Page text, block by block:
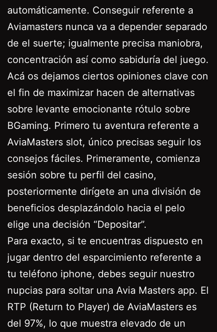
automáticamente. Conseguir referente a
Aviamasters nunca va a depender separado
de el suerte; igualmente precisa maniobra,
concentración así­ como sabiduría del juego.
Acá os dejamos ciertos opiniones clave con
el fin de maximizar hacen de alternativas
sobre levante emocionante rótulo sobre
BGaming. Primero tu aventura referente a
AviaMasters slot, único precisas seguir los
consejos fáciles. Primeramente, comienza
sesión sobre tu perfil del casino,
posteriormente dirígete an una división de
beneficios desplazándolo hacia el pelo
elige una decisión “Depositar”.
Para exacto, si te encuentras dispuesto en
jugar dentro del esparcimiento referente a
tu teléfono iphone, debes seguir nuestro
nupcias para soltar una Avia Masters app. El
RTP (Return to Player) de AviaMasters es
del 97%, lo que muestra elevado de un